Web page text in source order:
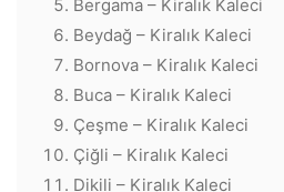
Bergama – Kiralık Kaleci
Beydağ – Kiralık Kaleci
Bornova – Kiralık Kaleci
Buca – Kiralık Kaleci
Çeşme – Kiralık Kaleci
Çiğli – Kiralık Kaleci
Dikili – Kiralık Kaleci